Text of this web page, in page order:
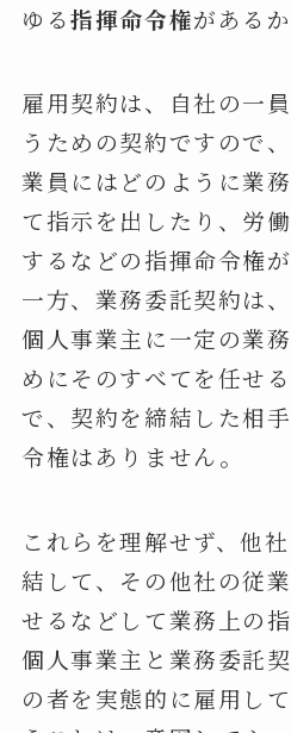
ゆる指揮命令権がある
雇用契約は、自社の一
うための契約ですので
業員にはどのように業
て指示を出したり、労
するなどの指揮命令権が
一方、業務委託契約は
個人事業主に一定の業
めにそのすべてを任せ
で、契約を締結した相
令権はありません。
これらを理解せず、他
結して、その他社の従
せるなどして業務上の
個人事業主と業務委託
の者を実態的に雇用し